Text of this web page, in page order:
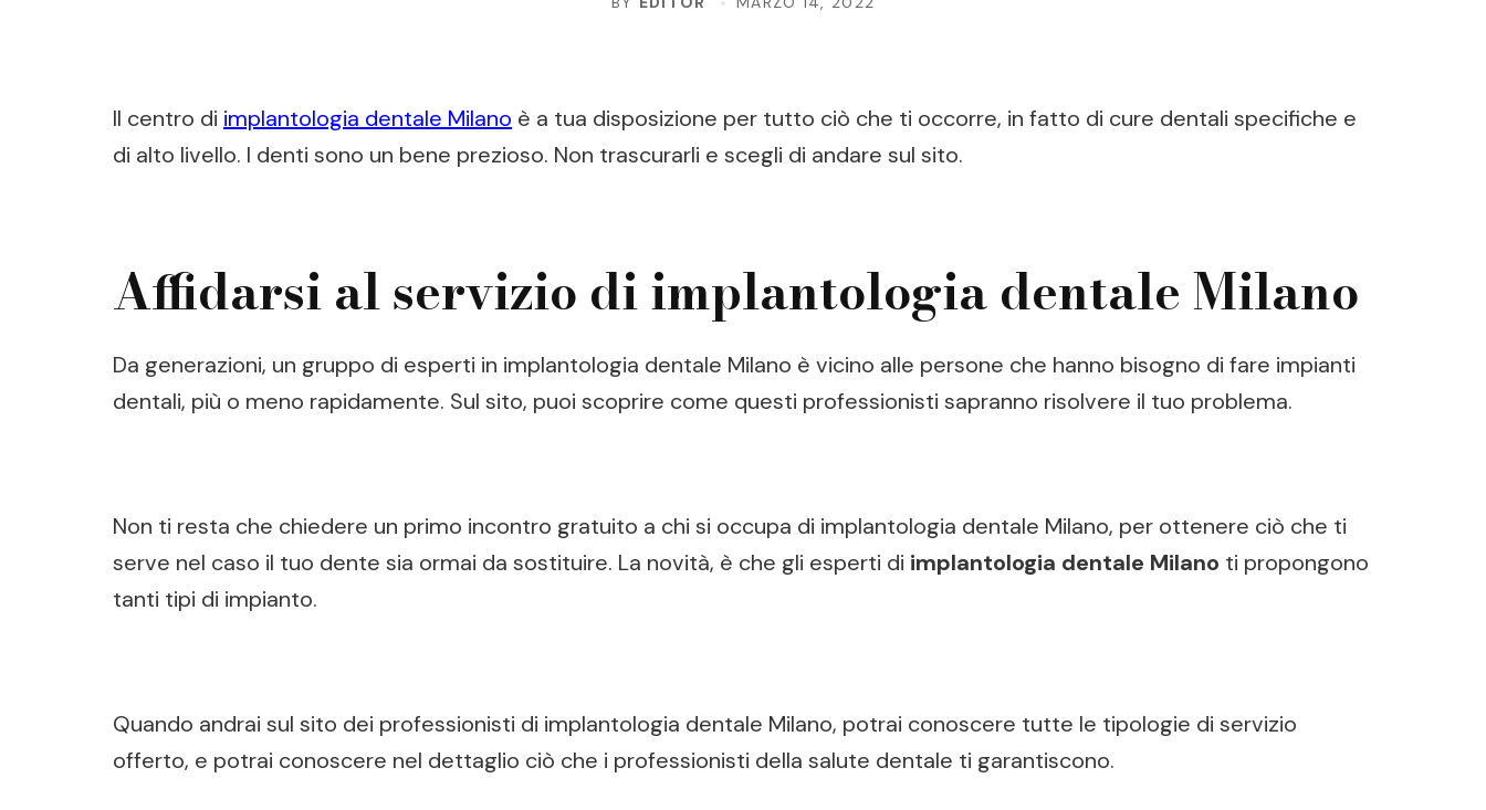
Il centro di implantologia dentale Milano è a tua disposizione per tutto ciò che ti occorre, in fatto di cure dentali specifiche e
di alto livello. I denti sono un bene prezioso. Non trascurarli e scegli di andare sul sito.
Affidarsi al servizio di implantologia dentale Milano
Da generazioni, un gruppo di esperti in implantologia dentale Milano è vicino alle persone che hanno bisogno di fare impianti
dentali, più o meno rapidamente. Sul sito, puoi scoprire come questi professionisti sapranno risolvere il tuo problema.
Non ti resta che chiedere un primo incontro gratuito a chi si occupa di implantologia dentale Milano, per ottenere ciò che ti
serve nel caso il tuo dente sia ormai da sostituire. La novità, è che gli esperti di implantologia dentale Milano ti propongono
tanti tipi di impianto.
Quando andrai sul sito dei professionisti di implantologia dentale Milano, potrai conoscere tutte le tipologie di servizio
offerto, e potrai conoscere nel dettaglio ciò che i professionisti della salute dentale ti garantiscono.